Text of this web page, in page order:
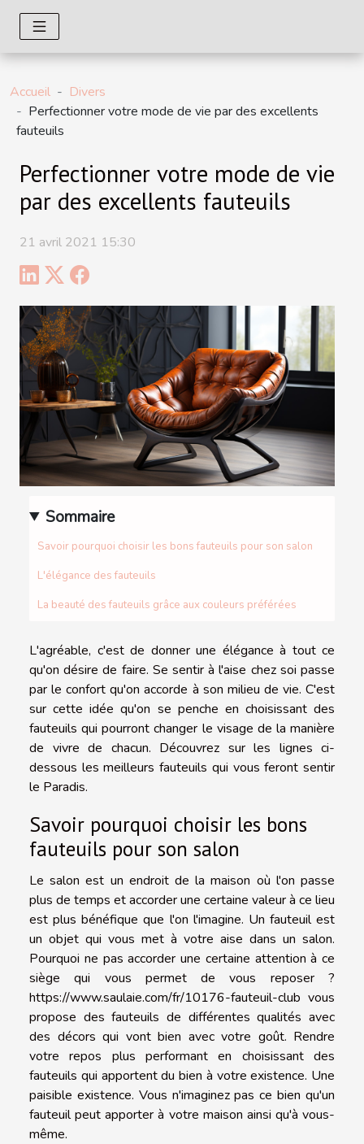
Accueil
Divers
Perfectionner votre mode de vie par des excellents
fauteuils
Perfectionner votre mode de vie
par des excellents fauteuils
21 avril 2021 15:30
Sommaire
Savoir pourquoi choisir les bons fauteuils pour son salon
L'élégance des fauteuils
La beauté des fauteuils grâce aux couleurs préférées
L'agréable, c'est de donner une élégance à tout ce
qu'on désire de faire. Se sentir à l'aise chez soi passe
par le confort qu'on accorde à son milieu de vie. C'est
sur cette idée qu'on se penche en choisissant des
fauteuils qui pourront changer le visage de la manière
de vivre de chacun. Découvrez sur les lignes ci-
dessous les meilleurs fauteuils qui vous feront sentir
le Paradis.
Savoir pourquoi choisir les bons
fauteuils pour son salon
Le salon est un endroit de la maison où l'on passe
plus de temps et accorder une certaine valeur à ce lieu
est plus bénéfique que l'on l'imagine. Un fauteuil est
un objet qui vous met à votre aise dans un salon.
Pourquoi ne pas accorder une certaine attention à ce
siège qui vous permet de vous reposer ?
https://www.saulaie.com/fr/10176-fauteuil-club vous
propose des fauteuils de différentes qualités avec
des décors qui vont bien avec votre goût. Rendre
votre repos plus performant en choisissant des
fauteuils qui apportent du bien à votre existence. Une
paisible existence. Vous n'imaginez pas ce bien qu'un
fauteuil peut apporter à votre maison ainsi qu'à vous-
même.